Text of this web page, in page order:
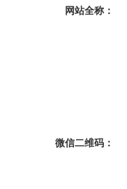
网站全称：
微信二维码：